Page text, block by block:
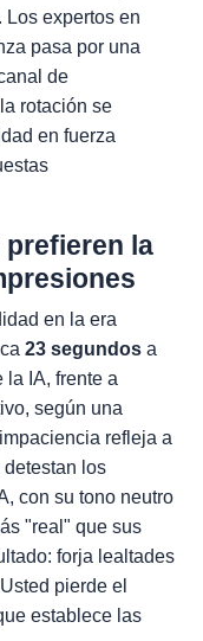
Los expertos en
pasa por una
de
rotación se
en fuerza
la
en la era
23 segundos a
la IA, frente a
según una
refleja a
los
con su tono neutro
"real" que sus
forja lealtades
pierde el
establece las